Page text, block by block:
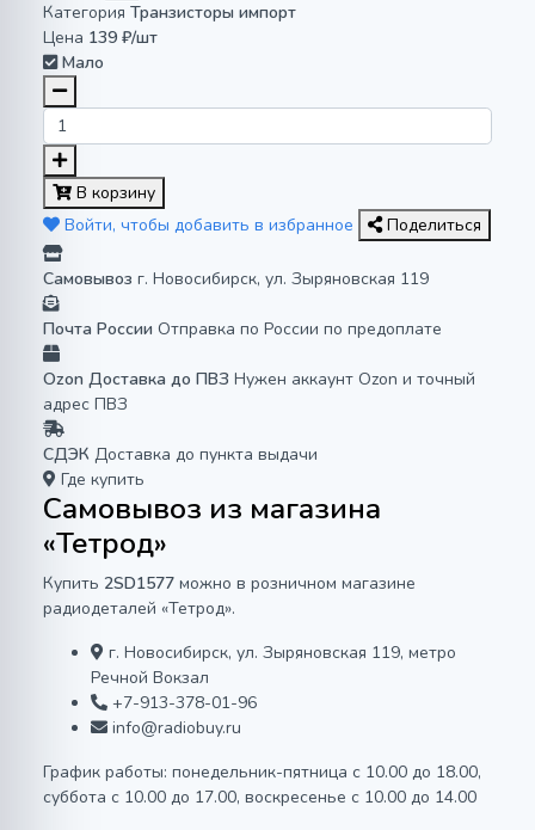
Категория Транзисторы импорт
Цена 139 ₽/шт
Мало
В корзину
Войти, чтобы добавить в избранное
Поделиться
Самовывоз г. Новосибирск, ул. Зыряновская 119
Почта России Отправка по России по предоплате
Ozon Доставка до ПВЗ Нужен аккаунт Ozon и точный
адрес ПВЗ
СДЭК Доставка до пункта выдачи
Где купить
Самовывоз из магазина
«Тетрод»
Купить 2SD1577 можно в розничном магазине
радиодеталей «Тетрод».
г. Новосибирск, ул. Зыряновская 119, метро
Речной Вокзал
+7-913-378-01-96
info@radiobuy.ru
График работы: понедельник-пятница с 10.00 до 18.00,
суббота с 10.00 до 17.00, воскресенье с 10.00 до 14.00